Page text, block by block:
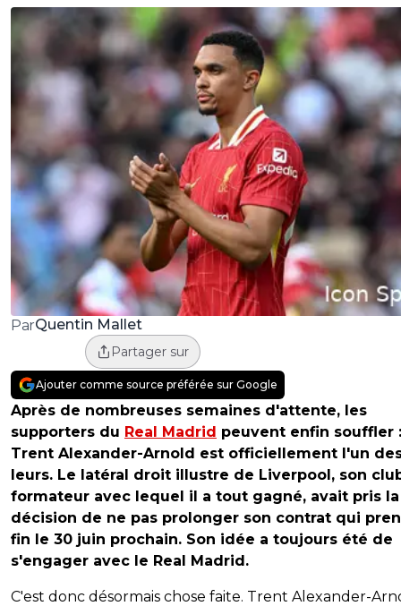
ParQuentin Mallet
Partager sur
Ajouter comme source préférée sur Google
Après de nombreuses semaines d'attente, les
supporters du Real Madrid peuvent enfin souffler :
Trent Alexander-Arnold est officiellement l'un
leurs. Le latéral droit illustre de Liverpool, son
formateur avec lequel il a tout gagné, avait pris la
décision de ne pas prolonger son contrat qui
fin le 30 juin prochain. Son idée a toujours été de
s'engager avec le Real Madrid.
C'est donc désormais chose faite. Trent Alexander-